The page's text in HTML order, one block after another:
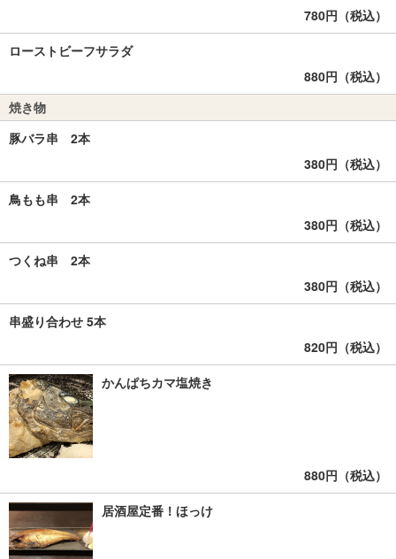
780円（税込）
ローストビーフサラダ
880円（税込）
焼き物
豚バラ串 2本
380円（税込）
鳥もも串 2本
380円（税込）
つくね串 2本
380円（税込）
串盛り合わせ 5本
820円（税込）
かんぱちカマ塩焼き
880円（税込）
居酒屋定番！ほっけ